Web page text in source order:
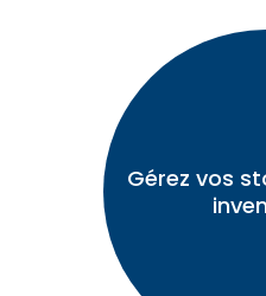
Gérez vos